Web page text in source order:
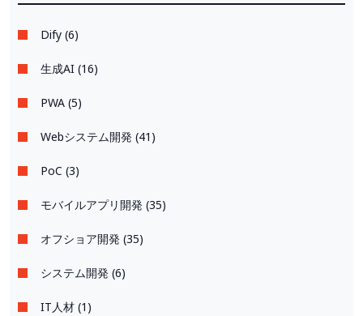
Dify (6)
生成AI (16)
PWA (5)
Webシステム開発 (41)
PoC (3)
モバイルアプリ開発 (35)
オフショア開発 (35)
システム開発 (6)
IT人材 (1)